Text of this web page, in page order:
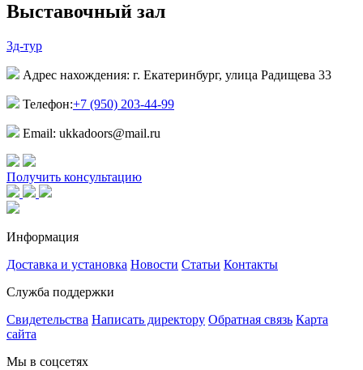
Выставочный зал
3д-тур
Адрес нахождения: г. Екатеринбург, улица Радищева 33
Телефон:+7 (950) 203-44-99
Email: ukkadoors@mail.ru
Получить консультацию
Информация
Доставка и установка Новости Статьи Контакты
Служба поддержки
Свидетельства Написать директору Обратная связь Карта
сайта
Мы в соцсетях